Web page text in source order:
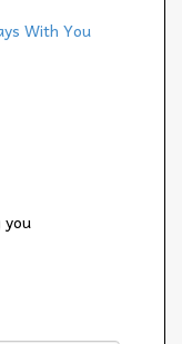
With You
you